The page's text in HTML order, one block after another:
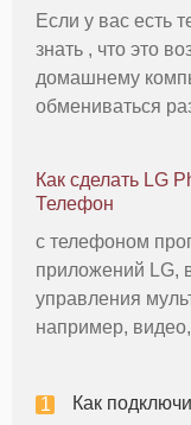
Если у вас есть
знать , что это
домашнему
обмениваться
передачи
Как сделать LG
Телефон
с телефоном
приложений LG,
управления
например,
обеспечением
Как